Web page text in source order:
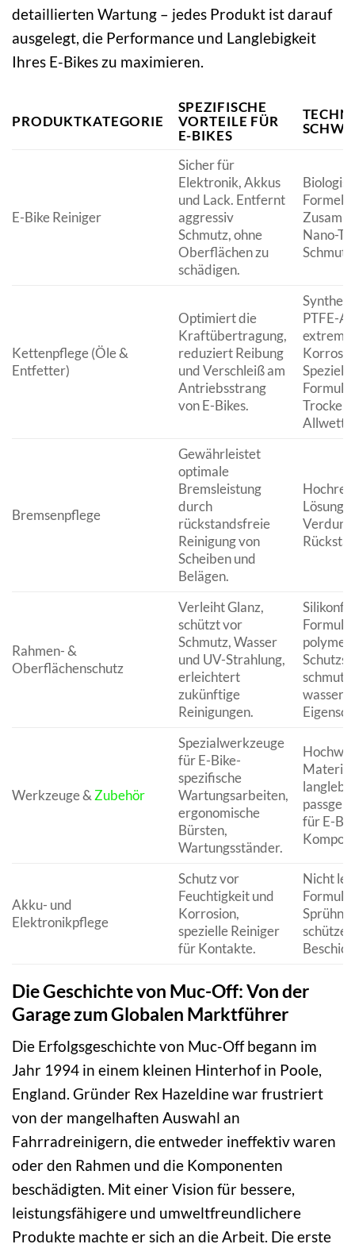
detaillierten Wartung – jedes Produkt ist darauf
ausgelegt, die Performance und Langlebigkeit
Ihres E-Bikes zu maximieren.
PRODUKTKATEGORIE
SPEZIFISCHE
VORTEILE FÜR
E-BIKES
E-Bike Reiniger
Sicher für
Elektronik, Akkus
und Lack. Entfernt
aggressiv
Schmutz, ohne
Oberflächen zu
schädigen.
Nano-
Kettenpflege (Öle &
Entfetter)
Optimiert die
Kraftübertragung,
reduziert Reibung
und Verschleiß am
Antriebsstrang
von E-Bikes.
PTFE-
extreme
Spezielle
Bremsenpflege
Gewährleistet
optimale
Bremsleistung
durch
rückstandsfreie
Reinigung von
Scheiben und
Belägen.
Rahmen- &
Oberflächenschutz
Verleiht Glanz,
schützt vor
Schmutz, Wasser
und UV-Strahlung,
erleichtert
zukünftige
Reinigungen.
Werkzeuge & Zubehör
Spezialwerkzeuge
für E-Bike-
spezifische
Wartungsarbeiten,
ergonomische
Bürsten,
Wartungsständer.
für E-
Akku- und
Elektronikpflege
Schutz vor
Feuchtigkeit und
Korrosion,
spezielle Reiniger
für Kontakte.
Nicht
Die Geschichte von Muc-Off: Von der
Garage zum Globalen Marktführer
Die Erfolgsgeschichte von Muc-Off begann im
Jahr 1994 in einem kleinen Hinterhof in Poole,
England. Gründer Rex Hazeldine war frustriert
von der mangelhaften Auswahl an
Fahrradreinigern, die entweder ineffektiv waren
oder den Rahmen und die Komponenten
beschädigten. Mit einer Vision für bessere,
leistungsfähigere und umweltfreundlichere
Produkte machte er sich an die Arbeit. Die erste